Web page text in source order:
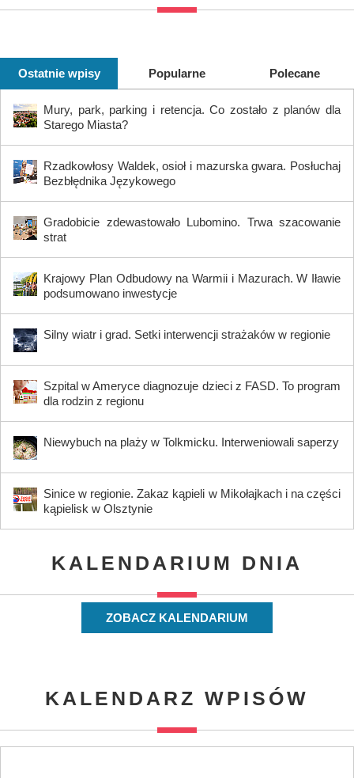
Ostatnie wpisy Popularne Polecane
Mury, park, parking i retencja. Co zostało z planów dla
Starego Miasta?
Rzadkowłosy Waldek, osioł i mazurska gwara. Posłuchaj
Bezbłędnika Językowego
Gradobicie zdewastowało Lubomino. Trwa szacowanie
strat
Krajowy Plan Odbudowy na Warmii i Mazurach. W Iławie
podsumowano inwestycje
Silny wiatr i grad. Setki interwencji strażaków w regionie
Szpital w Ameryce diagnozuje dzieci z FASD. To program
dla rodzin z regionu
Niewybuch na plaży w Tolkmicku. Interweniowali saperzy
Sinice w regionie. Zakaz kąpieli w Mikołajkach i na części
kąpielisk w Olsztynie
KALENDARIUM DNIA
ZOBACZ KALENDARIUM
KALENDARZ WPISÓW